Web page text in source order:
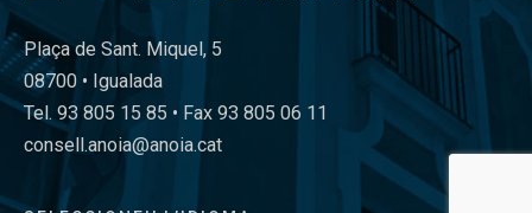
Plaça de Sant. Miquel, 5
08700 • Igualada
Tel. 93 805 15 85 • Fax 93 805 06 11
consell.anoia@anoia.cat